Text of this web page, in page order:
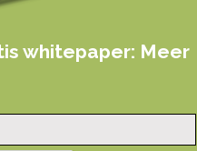
whitepaper: Meer